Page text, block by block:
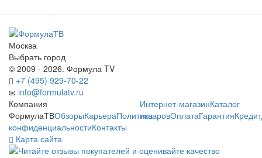
Москва
Выбрать город
© 2009 - 2026. Формула TV
+7 (495) 929-70-22
info@formulatv.ru
Компания
ФормулаТВОбзорыКарьераПолитика
конфиденциальностиКонтакты
Интернет-магазинКаталог
товаровОплатаГарантияКредит
Карта сайта